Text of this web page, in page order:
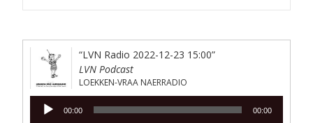
“LVN Radio 2022-12-23 15:00”
LVN Podcast
LOEKKEN-VRAA NAERRADIO
Lydafspiller
00:00 00:00